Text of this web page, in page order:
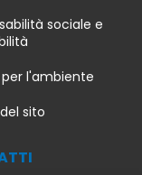
599,34 €
sociale e
l'ambiente
sito